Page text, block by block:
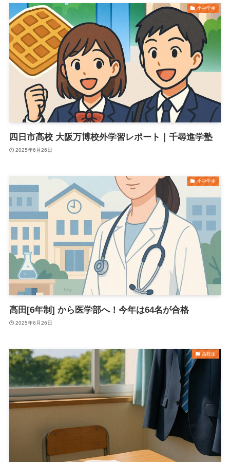
小中学生
四日市高校 大阪万博校外学習レポート｜千尋進学塾
2025年6月26日
小中学生
高田[6年制] から医学部へ！今年は64名が合格
2025年6月26日
高校生